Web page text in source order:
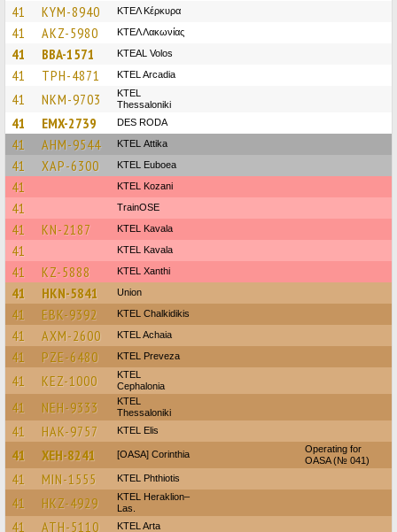
41 KYM-8940 ΚΤΕΛ Κέρκυρα
41 AKZ-5980 ΚΤΕΛ Λακωνίας
41 BBA-1571 KTEAL Volos
41 TPH-4871 KTEL Arcadia
41 NKM-9703
KTEL
Thessaloniki
41 EMX-2739 DES RODA
41 AHM-9544 KΤΕL Αttika
41 XAP-6300 ΚΤΕL Euboea
41 ΚΤΕL Kozani
41 TrainΟSE
41 KN-2187 KTEL Kavala
41 KTEL Kavala
41 KZ-5888 KTEL Xanthi
41 HKN-5841 Union
41 EBK-9392 ΚΤΕL Chalkidikis
41 AXM-2600 KTEL Achaia
41 PZE-6480 KTEL Preveza
41 KEZ-1000
KTEL
Cephalonia
41 NEH-9333
KTEL
Thessaloniki
41 HAK-9757 KTEL Elis
41 XEH-8241 [OASA] Corinthia
Operating for
OASA (№ 041)
41 MIN-1555 ΚΤΕL Phthiotis
41 HKZ-4929
KTEL Heraklion–
Las.
41 ATH-5110 KTEL Arta